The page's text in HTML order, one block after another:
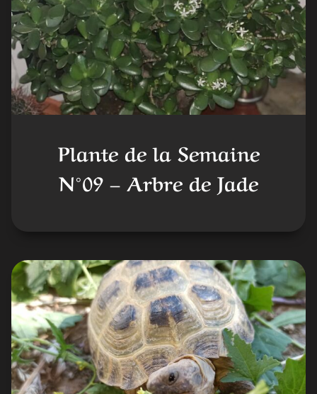
Plante de la Semaine
N°09 – Arbre de Jade